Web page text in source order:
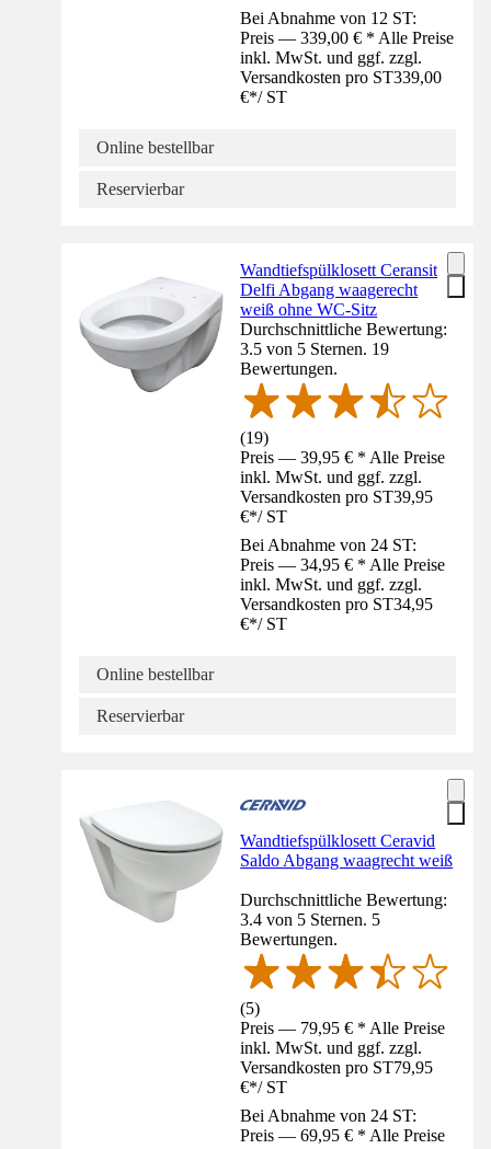
Bei Abnahme von 12 ST:
Preis — 339,00 € * Alle Preise
inkl. MwSt. und ggf. zzgl.
Versandkosten pro ST339,00
€*/ ST
Online bestellbar
Reservierbar
Wandtiefspülklosett Ceransit
Delfi Abgang waagerecht
weiß ohne WC-Sitz
Durchschnittliche Bewertung:
3.5 von 5 Sternen. 19
Bewertungen.
(19)
Preis — 39,95 € * Alle Preise
inkl. MwSt. und ggf. zzgl.
Versandkosten pro ST39,95
€*/ ST
Bei Abnahme von 24 ST:
Preis — 34,95 € * Alle Preise
inkl. MwSt. und ggf. zzgl.
Versandkosten pro ST34,95
€*/ ST
Online bestellbar
Reservierbar
Wandtiefspülklosett Ceravid
Saldo Abgang waagrecht weiß
Durchschnittliche Bewertung:
3.4 von 5 Sternen. 5
Bewertungen.
(5)
Preis — 79,95 € * Alle Preise
inkl. MwSt. und ggf. zzgl.
Versandkosten pro ST79,95
€*/ ST
Bei Abnahme von 24 ST:
Preis — 69,95 € * Alle Preise